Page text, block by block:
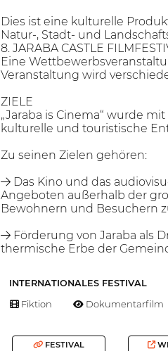
Dies ist eine kulturelle
Natur-, Stadt- und
8. JARABA CASTLE
Eine
Veranstaltung wird
ZIELE
„Jaraba is Cinema“ wurde
kulturelle und touristische
Zu seinen Zielen gehören:
→ Das Kino und das
Angeboten außerhalb der
Bewohnern und Besuchern
→ Förderung von Jaraba als
thermische Erbe der
INTERNATIONALES FESTIVAL
Fiktion Dokumentarfilm
FESTIVAL